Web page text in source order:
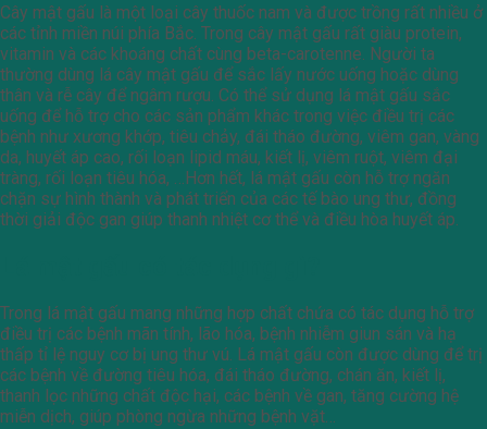
Cây mật gấu là một loại cây thuốc nam và được trồng rất nhiều ở
các tỉnh miền núi phía Bắc. Trong cây mật gấu rất giàu protein,
vitamin và các khoáng chất cùng beta-carotenne. Người ta
thường dùng lá cây mật gấu để sắc lấy nước uống hoặc dùng
thân và rễ cây để ngâm rượu. Có thể sử dụng lá mật gấu sắc
uống để hỗ trợ cho các sản phẩm khác trong việc điều trị các
bệnh như xương khớp, tiêu chảy, đái tháo đường, viêm gan, vàng
da, huyết áp cao, rối loạn lipid máu, kiết lị, viêm ruột, viêm đại
tràng, rối loạn tiêu hóa, …Hơn hết, lá mật gấu còn hỗ trợ ngăn
chặn sự hình thành và phát triển của các tế bào ung thư, đồng
thời giải độc gan giúp thanh nhiệt cơ thể và điều hòa huyết áp.
Trong lá mật gấu mang những hợp chất chứa có tác dụng hỗ trợ
điều trị các bệnh mãn tính, lão hóa, bệnh nhiễm giun sán và hạ
thấp tỉ lệ nguy cơ bị ung thư vú. Lá mật gấu còn được dùng để trị
các bệnh về đường tiêu hóa, đái tháo đường, chán ăn, kiết lị,
thanh lọc những chất độc hại, các bệnh về gan, tăng cường hệ
miễn dịch, giúp phòng ngừa những bệnh vặt…